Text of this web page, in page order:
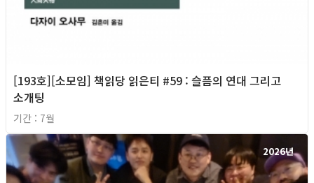
[193호][소모임] 책읽당 읽은티 #59 : 슬픔의 연대 그리고
소개팅
기간 : 7월
2026년